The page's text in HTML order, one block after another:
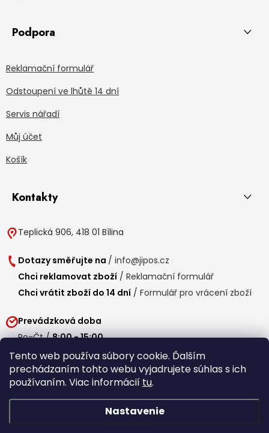
Tento web používa súbory cookie. Ďalším
prechádzaním tohto webu vyjadrujete súhlas s ich
používaním. Viac informácií tu.
Nastavenie
Podpora
Reklamační formulář
Odstoupení ve lhůtě 14 dní
Servis nářadí
Můj účet
Košík
Kontakty
Teplická 906, 418 01 Bílina
Dotazy směřujte na / info@jipos.cz
Chci reklamovat zboží / Reklamační formulář
Chci vrátit zboží do 14 dní / Formulář pro vrácení zboží
Prevádzková doba
Po-Čt /8:00 - 15:00
Pá / 7:30 - 14:30
Obedňajšia prestávka /11:00 - 11:30
Copyright 2026